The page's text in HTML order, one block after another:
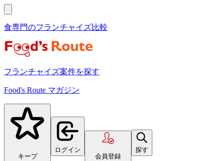
食専門のフランチャイズ比較
フランチャイズ案件を探す
Food's Route マガジン
キープ
ログイン
会員登録
探す